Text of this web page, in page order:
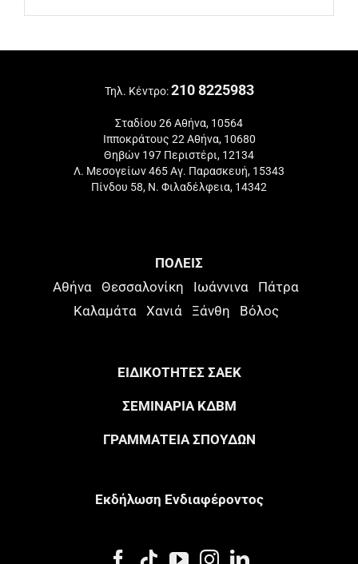
Τηλ. Κέντρο:210 8225983
Σταδίου 26 Αθήνα, 10564
Ιπποκράτους 22 Αθήνα, 10680
Θηβών 197 Περιστέρι, 12134
Λ. Μεσογείων 465 Αγ. Παρασκευή, 15343
Πίνδου 58, Ν. Φιλαδέλφεια, 14342
ΠΟΛΕΙΣ
Αθήνα Θεσσαλονίκη Ιωάννινα
Πάτρα
Καλαμάτα
Χανιά Ξάνθη Βόλος
ΕΙΔΙΚΟΤΗΤΕΣ ΣΑΕΚ
ΣΕΜΙΝΑΡΙΑ ΚΔΒΜ
ΓΡΑΜΜΑΤΕΙΑ ΣΠΟΥΔΩΝ
Eκδήλωση Eνδιαφέροντος